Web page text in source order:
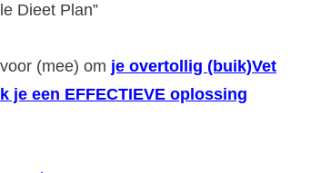
Dieet Plan”
(mee) om je overtollig (buik)Vet
je een EFFECTIEVE oplossing